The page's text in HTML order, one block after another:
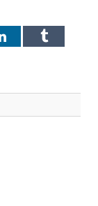
LinkedInTumblr